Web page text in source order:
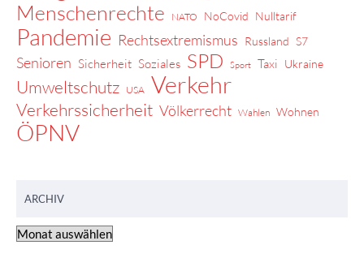
Menschenrechte NATO NoCovid Nulltarif
Pandemie Rechtsextremismus Russland S7
Senioren Sicherheit Soziales SPD Sport Taxi Ukraine
Umweltschutz USA Verkehr
Verkehrssicherheit Völkerrecht Wahlen Wohnen
ÖPNV
ARCHIV